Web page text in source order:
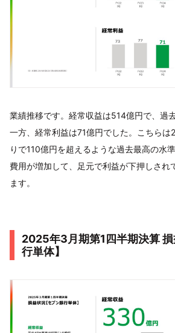
業績推移です。経常収益は514億円で、過
一方、経常利益は71億円でした。こちら
りで110億円を超えるような過去最高の水
費用が増加して、足元で利益が下押しされ
ます。
2025年3月期第1四半期決算
行単体】